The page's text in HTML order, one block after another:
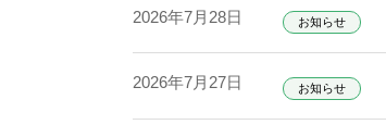
2026年7月28日 お知らせ
2026年7月27日 お知らせ